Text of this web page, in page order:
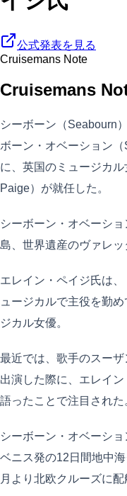
公式発表を見る
Cruisemans Note
Cruisemans
シーボーン（Seabourn
ボーン・オベーション
に、英国のミュージカ
Paige）が就任した。
シーボーン・オベーシ
島、世界遺産のヴァレッ
エレイン・ペイジ氏は
ュージカルで主役を勤
ジカル女優。
最近では、歌手のスー
出演した際に、エレイ
語ったことで注目された
シーボーン・オベーシ
ベニス発の12日間地中
月より北欧クルーズに配